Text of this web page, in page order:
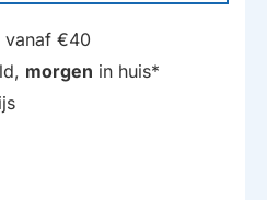
vanaf €40
morgen in huis*